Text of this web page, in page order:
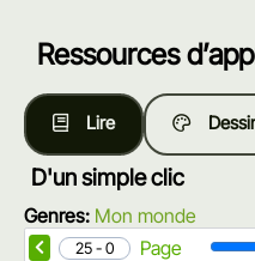
Ressources
Lire
D'un simple clic
Genres: Mon monde
Page
0 - 25